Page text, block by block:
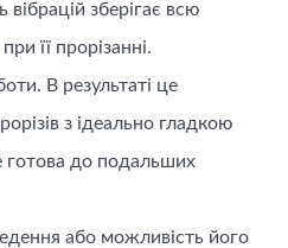
вібрацій зберігає всю
її прорізанні.
В результаті це
з ідеально гладкою
готова до подальших
або можливість його